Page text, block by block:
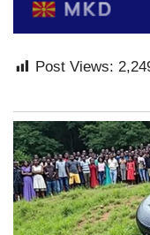
Post Views: